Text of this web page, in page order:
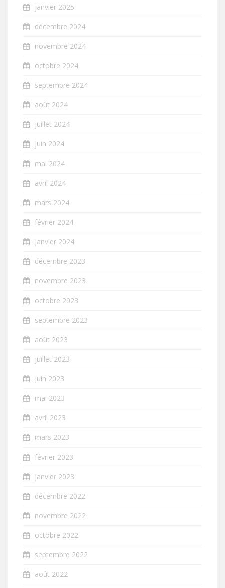
janvier 2025
décembre 2024
novembre 2024
octobre 2024
septembre 2024
août 2024
juillet 2024
juin 2024
mai 2024
avril 2024
mars 2024
février 2024
janvier 2024
décembre 2023
novembre 2023
octobre 2023
septembre 2023
août 2023
juillet 2023
juin 2023
mai 2023
avril 2023
mars 2023
février 2023
janvier 2023
décembre 2022
novembre 2022
octobre 2022
septembre 2022
août 2022